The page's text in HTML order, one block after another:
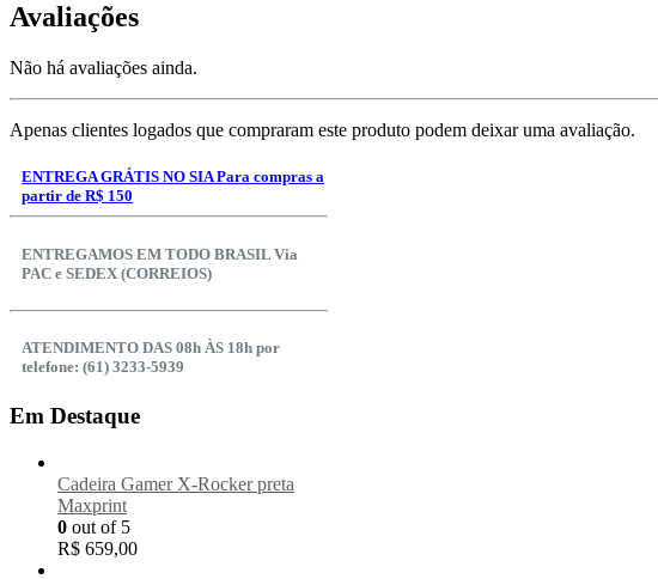
Avaliações
Não há avaliações ainda.
Apenas clientes logados que compraram este produto podem deixar uma avaliação.
ENTREGA GRÁTIS NO SIA Para compras a
partir de R$ 150
ENTREGAMOS EM TODO BRASIL Via
PAC e SEDEX (CORREIOS)
ATENDIMENTO DAS 08h ÀS 18h por
telefone: (61) 3233-5939
Em Destaque
Cadeira Gamer X-Rocker preta
Maxprint
0 out of 5
R$ 659,00